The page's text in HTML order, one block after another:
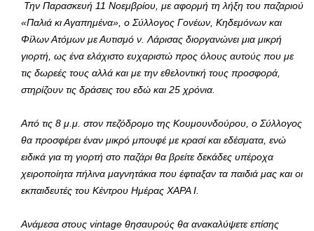
Την Παρασκευή 11 Νοεμβρίου, με αφορμή τη λήξη του παζαριού
«Παλιά κι Αγαπημένα», ο Σύλλογος Γονέων, Κηδεμόνων και
Φίλων Ατόμων με Αυτισμό ν. Λάρισας διοργανώνει μια μικρή
γιορτή, ως ένα ελάχιστο ευχαριστώ προς όλους αυτούς που με
τις δωρεές τους αλλά και με την εθελοντική τους προσφορά,
στηρίζουν τις δράσεις του εδώ και 25 χρόνια.
Από τις 8 μ.μ. στον πεζόδρομο της Κουμουνδούρου, ο Σύλλογος
θα προσφέρει έναν μικρό μπουφέ με κρασί και εδέσματα, ενώ
ειδικά για τη γιορτή στο παζάρι θα βρείτε δεκάδες υπέροχα
χειροποίητα πήλινα μαγνητάκια που έφτιαξαν τα παιδιά μας και οι
εκπαιδευτές του Κέντρου Ημέρας ΧΑΡΑ Ι.
Ανάμεσα στους vintage θησαυρούς θα ανακαλύψετε επίσης